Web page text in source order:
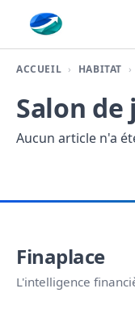
ACCUEIL HABITAT
Salon
Aucun article n'a
Finaplace
L'intelligence